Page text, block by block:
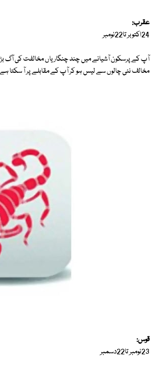
عقرب:
24اکتوبر تا22نومبر
آپ کے پرسکون آشیانے میں چند چنگاریاں مخالفت کی آگ
مخالف نئی چالوں سے لیس ہو کر آپ کے مقابلے پر آ سکتا
قوس:
23نومبر تا22دسمبر